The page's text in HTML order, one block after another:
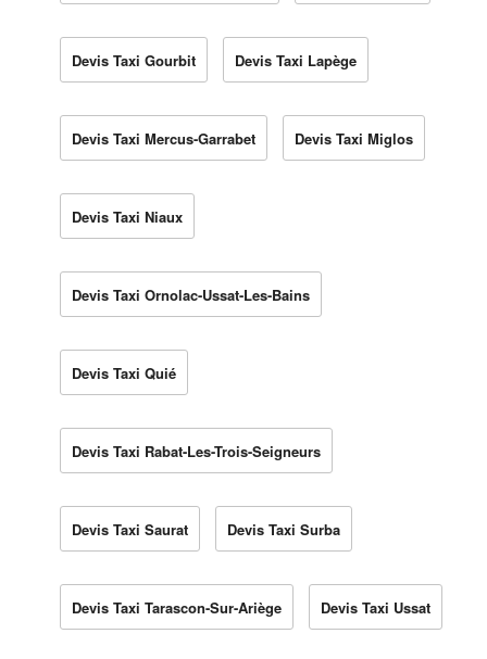
Devis Taxi Gourbit Devis Taxi Lapège
Devis Taxi Mercus-Garrabet Devis Taxi Miglos
Devis Taxi Niaux
Devis Taxi Ornolac-Ussat-Les-Bains
Devis Taxi Quié
Devis Taxi Rabat-Les-Trois-Seigneurs
Devis Taxi Saurat Devis Taxi Surba
Devis Taxi Tarascon-Sur-Ariège Devis Taxi Ussat